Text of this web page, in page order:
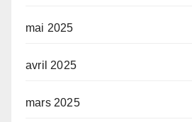
mai 2025
avril 2025
mars 2025